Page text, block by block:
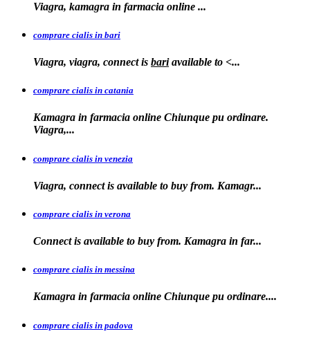
Viagra, kamagra in farmacia online ...
comprare cialis in bari
Viagra, viagra, connect is bariavailable to <...
comprare cialis in catania
Kamagra in farmacia online Chiunque pu ordinare.
Viagra,...
comprare cialis in venezia
Viagra, connect is available to buy from. Kamagr...
comprare cialis in verona
Connect is available to buy from. Kamagra in far...
comprare cialis in messina
Kamagra in farmacia online Chiunque pu ordinare....
comprare cialis in padova